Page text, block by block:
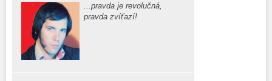
...pravda je revolučná,
pravda zvíťazí!